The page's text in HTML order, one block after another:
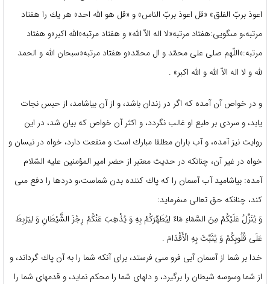
اعوذ بربّ الفلق» «قل اعوذ بربّ الناس» و «قل هو اللّه احد» هر يك را هفتاد
مرتبه،و مى‏گويى:هفتاد مرتبه«لا اله الاّ اللّه» و هفتاد مرتبه«اللّه اكبر»و هفتاد
مرتبه:«اللّهم صلى على محمّد و ال محمّد»و هفتاد مرتبه«سبحان اللّه و الحمد
للّه و لا اله الاّ اللّه و اللّه اكبر» .
و در خواص آن آمده كه اگر در زندان باشد، و از آن بياشامد، از حبس نجات
يابد، و سردى بر طبع او غالب نگردد، و اكثر آن‏ خواص كه بيان شد، در اين
روايت نيز آمده، و آب باران مطلقا مبارك است و منفعت دارد، خواه در نيسان و
خواه در غير آن، چنان‏كه در حديث معتبر از حضر امير المؤمنين عليه السّلام
آمده: بياشاميد آب آسمان را كه پاك كننده بدن شماست،و دردها را دفع‏ مىی
كند، چنان‏كه حق تعالى مى‏فرمايد:
وَ يُنَزِّلُ عَلَيْكُمْ مِنَ السَّمَاءِ مَاءً لِيُطَهِّرَكُمْ بِهِ وَ يُذْهِبَ عَنْكُمْ رِجْزَ الشَّيْطَانِ وَ لِيَرْبِطَ
عَلَى قُلُوبِكُمْ وَ يُثَبِّتَ بِهِ الْأَقْدَامَ .
خدا بر شما از آسمان آبى فرو مىی فرستد، براى آنكه شما را به آن پاك گرداند، و
از شما وسوسه شيطان را برگيرد، و دلهاى شما را محكم نمايد، و قدمهاى شما را